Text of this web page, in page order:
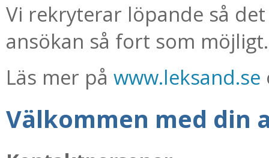
Vi rekryterar löpande så
ansökan så fort som möjligt.
Läs mer på www.leksand.se
Välkommen med din